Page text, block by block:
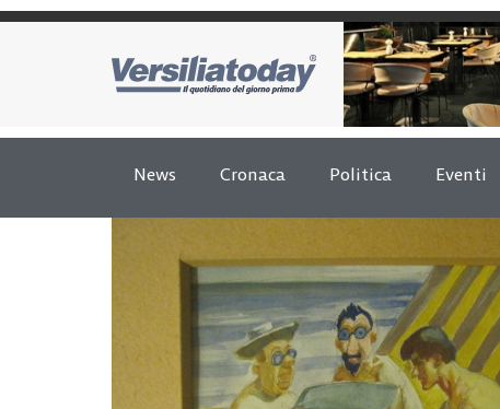
News Cronaca Politica Eventi